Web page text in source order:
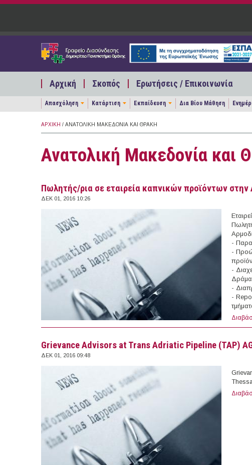
Παράκαμψη προς το κυρίως περιεχόμενο
Αρχική Σκοπός Ερωτήσεις / Επικοινωνία
Απασχόληση Κατάρτιση Εκπαίδευση Δια Βίου Μάθηση
ΑΡΧΙΚΉ / ΑΝΑΤΟΛΙΚΉ ΜΑΚΕΔΟΝΊΑ ΚΑΙ ΘΡΆΚΗ
Ανατολική Μακεδονία και
Πωλητής/ρια σε εταιρεία καπνικών προϊόντων
ΔΕΚ 01, 2016 10:26
-
-
-
-
-
Grievance Advisors at Trans Adriatic Pipeline (TAP)
ΔΕΚ 01, 2016 09:48